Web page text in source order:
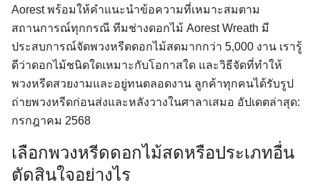
Aorest พร้อมให้คำแนะนำข้อความที่เหมาะสมตาม
สถานการณ์ทุกกรณี ทีมช่างดอกไม้ Aorest Wreath มี
ประสบการณ์จัดพวงหรีดดอกไม้สดมากกว่า 5,000 งาน เรารู้
ดีว่าดอกไม้ชนิดใดเหมาะกับโอกาสใด และวิธีจัดที่ทำให้
พวงหรีดสวยงามและอยู่ทนตลอดงาน ลูกค้าทุกคนได้รับรูป
ถ่ายพวงหรีดก่อนส่งและหลังวางในศาลาเสมอ อัปเดตล่าสุด:
กรกฎาคม 2568
เลือกพวงหรีดดอกไม้สดหรือประเภทอื่น
ตัดสินใจอย่างไร